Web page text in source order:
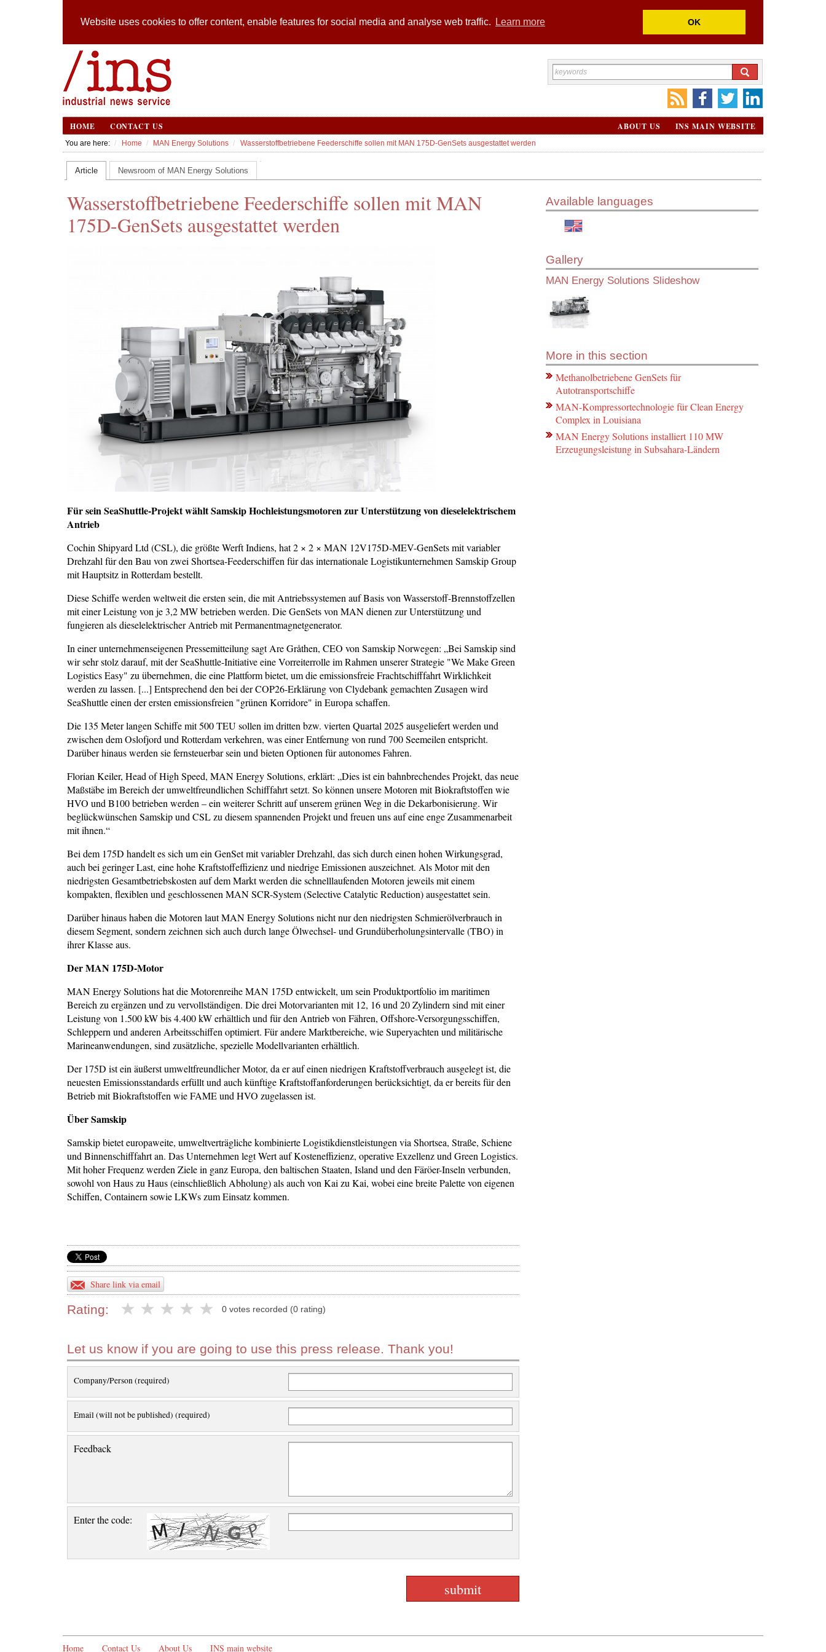
Website uses cookies to offer content, enable features for social media and analyse web traffic. Learn more OK
HOME CONTACT US INS MAIN WEBSITE
ABOUT US
You are here: Home MAN Energy Solutions Wasserstoffbetriebene Feederschiffe sollen mit MAN 175D-GenSets ausgestattet werden
Article Newsroom of MAN Energy Solutions
Wasserstoffbetriebene Feederschiffe sollen mit MAN
175D-GenSets ausgestattet werden
Für sein SeaShuttle-Projekt wählt Samskip Hochleistungsmotoren zur Unterstützung von dieselelektrischem
Antrieb
Cochin Shipyard Ltd (CSL), die größte Werft Indiens, hat 2 × 2 × MAN 12V175D-MEV-GenSets mit variabler
Drehzahl für den Bau von zwei Shortsea-Feederschiffen für das internationale Logistikunternehmen Samskip Group
mit Hauptsitz in Rotterdam bestellt.
Diese Schiffe werden weltweit die ersten sein, die mit Antriebssystemen auf Basis von Wasserstoff-Brennstoffzellen
mit einer Leistung von je 3,2 MW betrieben werden. Die GenSets von MAN dienen zur Unterstützung und
fungieren als dieselelektrischer Antrieb mit Permanentmagnetgenerator.
In einer unternehmenseigenen Pressemitteilung sagt Are Gråthen, CEO von Samskip Norwegen: „Bei Samskip sind
wir sehr stolz darauf, mit der SeaShuttle-Initiative eine Vorreiterrolle im Rahmen unserer Strategie "We Make Green
Logistics Easy" zu übernehmen, die eine Plattform bietet, um die emissionsfreie Frachtschifffahrt Wirklichkeit
werden zu lassen. [...] Entsprechend den bei der COP26-Erklärung von Clydebank gemachten Zusagen wird
SeaShuttle einen der ersten emissionsfreien "grünen Korridore" in Europa schaffen.
Die 135 Meter langen Schiffe mit 500 TEU sollen im dritten bzw. vierten Quartal 2025 ausgeliefert werden und
zwischen dem Oslofjord und Rotterdam verkehren, was einer Entfernung von rund 700 Seemeilen entspricht.
Darüber hinaus werden sie fernsteuerbar sein und bieten Optionen für autonomes Fahren.
Florian Keiler, Head of High Speed, MAN Energy Solutions, erklärt: „Dies ist ein bahnbrechendes Projekt, das neue
Maßstäbe im Bereich der umweltfreundlichen Schifffahrt setzt. So können unsere Motoren mit Biokraftstoffen wie
HVO und B100 betrieben werden – ein weiterer Schritt auf unserem grünen Weg in die Dekarbonisierung. Wir
beglückwünschen Samskip und CSL zu diesem spannenden Projekt und freuen uns auf eine enge Zusammenarbeit
mit ihnen.“
Bei dem 175D handelt es sich um ein GenSet mit variabler Drehzahl, das sich durch einen hohen Wirkungsgrad,
auch bei geringer Last, eine hohe Kraftstoffeffizienz und niedrige Emissionen auszeichnet. Als Motor mit den
niedrigsten Gesamtbetriebskosten auf dem Markt werden die schnelllaufenden Motoren jeweils mit einem
kompakten, flexiblen und geschlossenen MAN SCR-System (Selective Catalytic Reduction) ausgestattet sein.
Darüber hinaus haben die Motoren laut MAN Energy Solutions nicht nur den niedrigsten Schmierölverbrauch in
diesem Segment, sondern zeichnen sich auch durch lange Ölwechsel- und Grundüberholungsintervalle (TBO) in
ihrer Klasse aus.
Der MAN 175D-Motor
MAN Energy Solutions hat die Motorenreihe MAN 175D entwickelt, um sein Produktportfolio im maritimen
Bereich zu ergänzen und zu vervollständigen. Die drei Motorvarianten mit 12, 16 und 20 Zylindern sind mit einer
Leistung von 1.500 kW bis 4.400 kW erhältlich und für den Antrieb von Fähren, Offshore-Versorgungsschiffen,
Schleppern und anderen Arbeitsschiffen optimiert. Für andere Marktbereiche, wie Superyachten und militärische
Marineanwendungen, sind zusätzliche, spezielle Modellvarianten erhältlich.
Der 175D ist ein äußerst umweltfreundlicher Motor, da er auf einen niedrigen Kraftstoffverbrauch ausgelegt ist, die
neuesten Emissionsstandards erfüllt und auch künftige Kraftstoffanforderungen berücksichtigt, da er bereits für den
Betrieb mit Biokraftstoffen wie FAME und HVO zugelassen ist.
Über Samskip
Samskip bietet europaweite, umweltverträgliche kombinierte Logistikdienstleistungen via Shortsea, Straße, Schiene
und Binnenschifffahrt an. Das Unternehmen legt Wert auf Kosteneffizienz, operative Exzellenz und Green Logistics.
Mit hoher Frequenz werden Ziele in ganz Europa, den baltischen Staaten, Island und den Färöer-Inseln verbunden,
sowohl von Haus zu Haus (einschließlich Abholung) als auch von Kai zu Kai, wobei eine breite Palette von eigenen
Schiffen, Containern sowie LKWs zum Einsatz kommen.
Share link via email
Rating: 0 votes recorded (0 rating)
Let us know if you are going to use this press release. Thank you!
Company/Person (required)
Email (will not be published) (required)
Feedback
Enter the code:
Available languages
Gallery
MAN Energy Solutions Slideshow
More in this section
Methanolbetriebene GenSets für
Autotransportschiffe
MAN-Kompressortechnologie für Clean Energy
Complex in Louisiana
MAN Energy Solutions installiert 110 MW
Erzeugungsleistung in Subsahara-Ländern
Home Contact Us About Us INS main website